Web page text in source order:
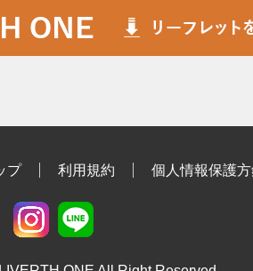
プ 利用規約 個人情報保護